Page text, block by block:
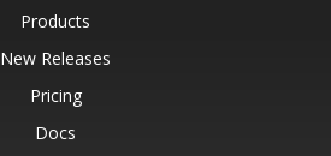
Products
New Releases
Pricing
Docs